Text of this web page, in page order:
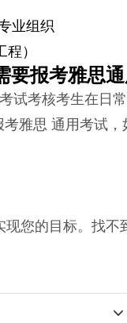
业组织
）
要报考雅思
试考核考生在日
雅思 通用考试，
您的目标。找不